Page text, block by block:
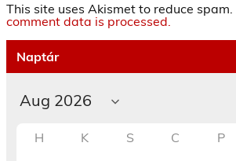
This site uses Akismet to reduce spam.
comment data is processed.
Naptár
H K S C P